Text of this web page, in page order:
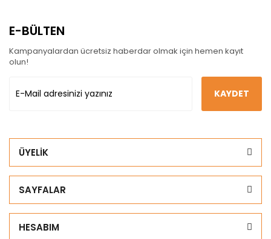
E-BÜLTEN
Kampanyalardan ücretsiz haberdar olmak için hemen kayıt
olun!
KAYDET
ÜYELİK
SAYFALAR
HESABIM